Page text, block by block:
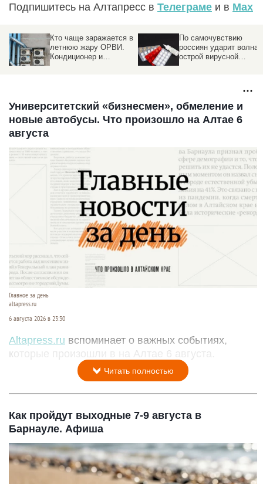
Подпишитесь на Алтапресс в Телеграме и в Max
Кто чаще заражается в
летнюю жару ОРВИ.
Кондиционер и
По самочувствию
россиян ударит волна
острой вирусной
Университетский «бизнесмен», обмеление и
новые автобусы. Что произошло на Алтае 6
августа
Главное за день
altapress.ru
6 августа 2026 в 23:30
Altapress.ru вспоминает о важных событиях,
которые произошли в на Алтае 6 августа.
Читать полностью
Как пройдут выходные 7-9 августа в
Барнауле. Афиша